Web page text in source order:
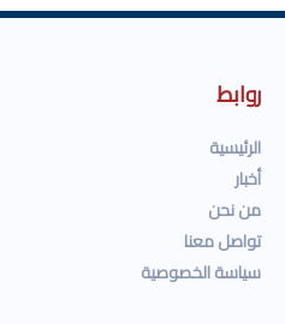
روابط
الرئيسية
أخبار
من نحن
تواصل معنا
سياسة الخصوصية